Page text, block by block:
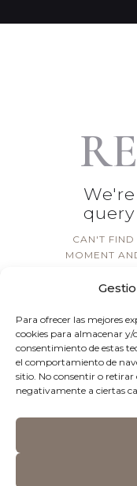
Para ofrecer las mejores
cookies para almacenar y/
consentimiento de estas
el comportamiento de
sitio. No consentir o
negativamente a ciertas
CAN'T
MOMENT
Calendar